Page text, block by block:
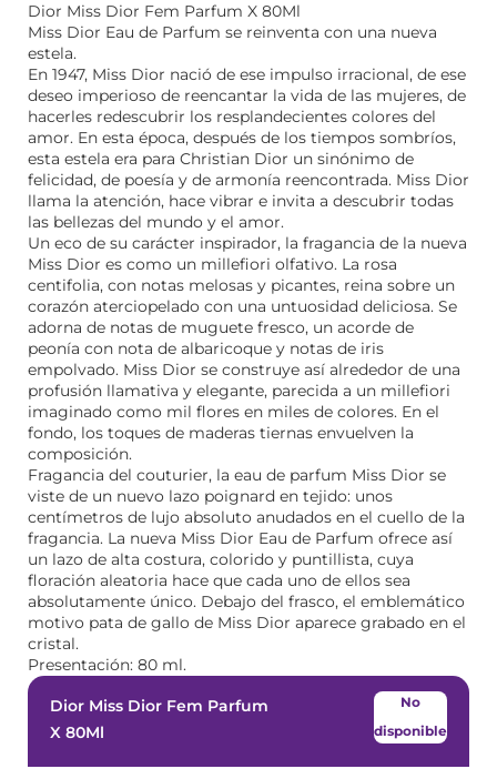
Dior Miss Dior Fem Parfum X 80Ml
Miss Dior Eau de Parfum se reinventa con una nueva
estela.
En 1947, Miss Dior nació de ese impulso irracional, de ese
deseo imperioso de reencantar la vida de las mujeres, de
hacerles redescubrir los resplandecientes colores del
amor. En esta época, después de los tiempos sombríos,
esta estela era para Christian Dior un sinónimo de
felicidad, de poesía y de armonía reencontrada. Miss Dior
llama la atención, hace vibrar e invita a descubrir todas
las bellezas del mundo y el amor.
Un eco de su carácter inspirador, la fragancia de la nueva
Miss Dior es como un millefiori olfativo. La rosa
centifolia, con notas melosas y picantes, reina sobre un
corazón aterciopelado con una untuosidad deliciosa. Se
adorna de notas de muguete fresco, un acorde de
peonía con nota de albaricoque y notas de iris
empolvado. Miss Dior se construye así alrededor de una
profusión llamativa y elegante, parecida a un millefiori
imaginado como mil flores en miles de colores. En el
fondo, los toques de maderas tiernas envuelven la
composición.
Fragancia del couturier, la eau de parfum Miss Dior se
viste de un nuevo lazo poignard en tejido: unos
centímetros de lujo absoluto anudados en el cuello de la
fragancia. La nueva Miss Dior Eau de Parfum ofrece así
un lazo de alta costura, colorido y puntillista, cuya
floración aleatoria hace que cada uno de ellos sea
absolutamente único. Debajo del frasco, el emblemático
motivo pata de gallo de Miss Dior aparece grabado en el
cristal.
Presentación: 80 ml.
Dior Miss Dior Fem Parfum
X 80Ml
No
disponible